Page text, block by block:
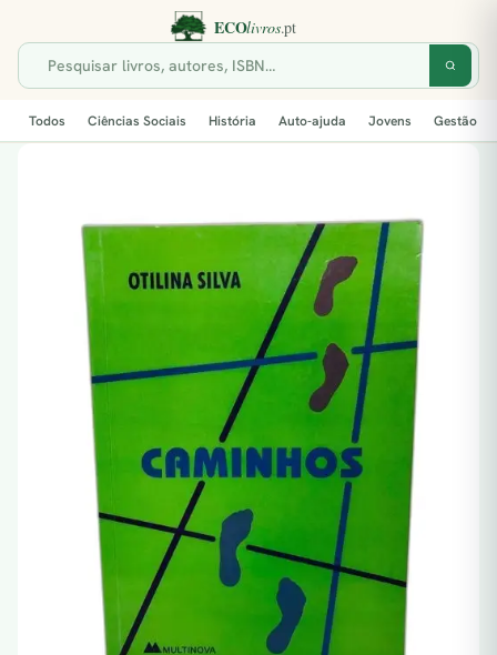
Todos Ciências Sociais História Auto-ajuda Jovens Gestão